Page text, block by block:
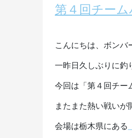
第４回チー
こんにちは、ボンバ
一昨日久しぶりに釣
今回は「第４回チー
またまた熱い戦いが
会場は栃木県にある